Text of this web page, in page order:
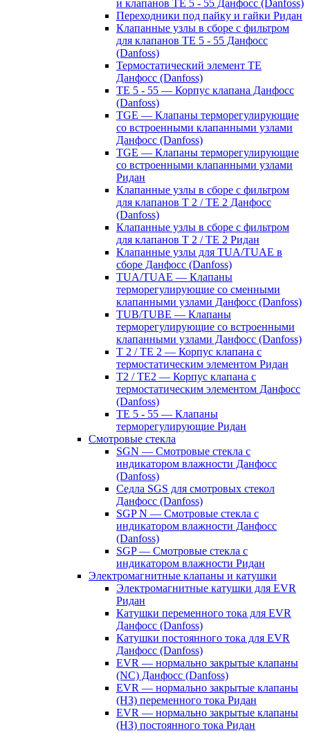
и клапанов TE 5 - 55 Данфосс (Danfoss)
Переходники под пайку и гайки Ридан
Клапанные узлы в сборе с фильтром
для клапанов TE 5 - 55 Данфосс
(Danfoss)
Термостатический элемент TE
Данфосс (Danfoss)
TE 5 - 55 — Корпус клапана Данфосс
(Danfoss)
TGE — Клапаны терморегулирующие
со встроенными клапанными узлами
Данфосс (Danfoss)
TGE — Клапаны терморегулирующие
со встроенными клапанными узлами
Ридан
Клапанные узлы в сборе с фильтром
для клапанов T 2 / TE 2 Данфосс
(Danfoss)
Клапанные узлы в сборе с фильтром
для клапанов T 2 / TE 2 Ридан
Клапанные узлы для TUA/TUAE в
сборе Данфосс (Danfoss)
TUA/TUAE — Клапаны
терморегулирующие со сменными
клапанными узлами Данфосс (Danfoss)
TUB/TUBE — Клапаны
терморегулирующие со встроенными
клапанными узлами Данфосс (Danfoss)
T 2 / TE 2 — Корпус клапана с
термостатическим элементом Ридан
T2 / TE2 — Корпус клапана с
термостатическим элементом Данфосс
(Danfoss)
TE 5 - 55 — Клапаны
терморегулирующие Ридан
Смотровые стекла
SGN — Смотровые стекла с
индикатором влажности Данфосс
(Danfoss)
Седла SGS для смотровых стекол
Данфосс (Danfoss)
SGP N — Смотровые стекла с
индикатором влажности Данфосс
(Danfoss)
SGP — Смотровые стекла с
индикатором влажности Ридан
Электромагнитные клапаны и катушки
Электромагнитные катушки для EVR
Ридан
Катушки переменного тока для EVR
Данфосс (Danfoss)
Катушки постоянного тока для EVR
Данфосс (Danfoss)
EVR — нормально закрытые клапаны
(NC) Данфосс (Danfoss)
EVR — нормально закрытые клапаны
(НЗ) переменного тока Ридан
EVR — нормально закрытые клапаны
(НЗ) постоянного тока Ридан